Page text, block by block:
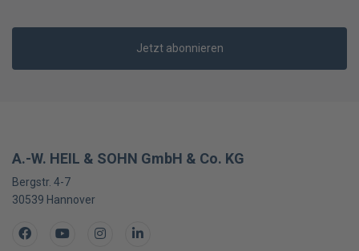
Jetzt abonnieren
A.-W. HEIL & SOHN GmbH & Co. KG
Bergstr. 4-7
30539 Hannover
FacebookYoutubeInstagramLinkedIn